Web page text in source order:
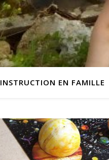
INSTRUCTION EN FAMILLE